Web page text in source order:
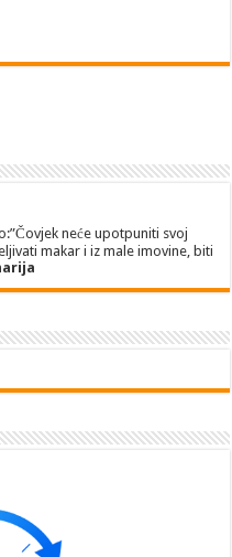
neće upotpuniti svoj
makar i iz male imovine, biti